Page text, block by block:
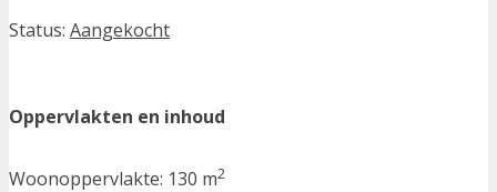
Status: Aangekocht
Oppervlakten en inhoud
Woonoppervlakte: 130 m2